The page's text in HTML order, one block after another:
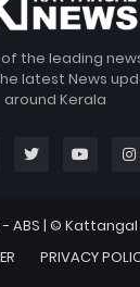
the leading
latest News
around Kerala
- ABS | © Kattangal
PRIVACY